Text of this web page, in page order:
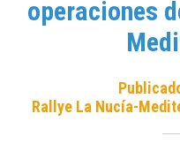
operaciones
Rallye La Nucía-